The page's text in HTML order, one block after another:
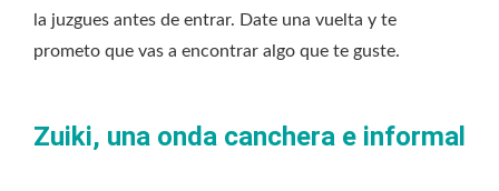
la juzgues antes de entrar. Date una vuelta y te
prometo que vas a encontrar algo que te guste.
Zuiki, una onda canchera e informal